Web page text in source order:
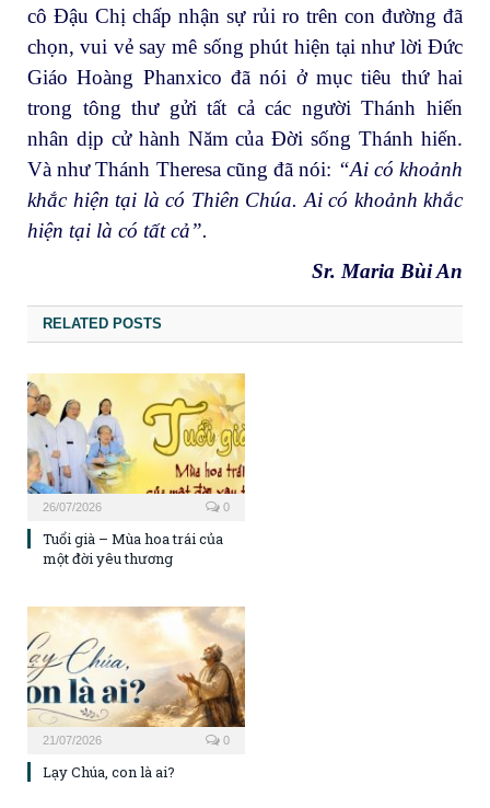
cô Đậu Chị chấp nhận sự rủi ro trên con đường đã
chọn, vui vẻ say mê sống phút hiện tại như lời Đức
Giáo Hoàng Phanxico đã nói ở mục tiêu thứ hai
trong tông thư gửi tất cả các người Thánh hiến
nhân dịp cử hành Năm của Đời sống Thánh hiến.
Và như Thánh Theresa cũng đã nói: “Ai có khoảnh
khắc hiện tại là có Thiên Chúa. Ai có khoảnh khắc
hiện tại là có tất cả”.
Sr. Maria Bùi An
RELATED POSTS
26/07/2026 0
Tuổi già – Mùa hoa trái của
một đời yêu thương
21/07/2026 0
Lạy Chúa, con là ai?